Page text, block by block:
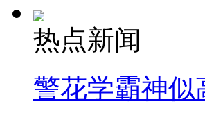
热点新闻
警花学霸神似